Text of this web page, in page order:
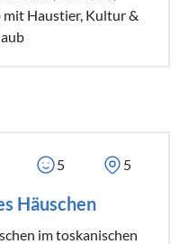
Haustier, Kultur &
5 5
Häuschen
im toskanischen